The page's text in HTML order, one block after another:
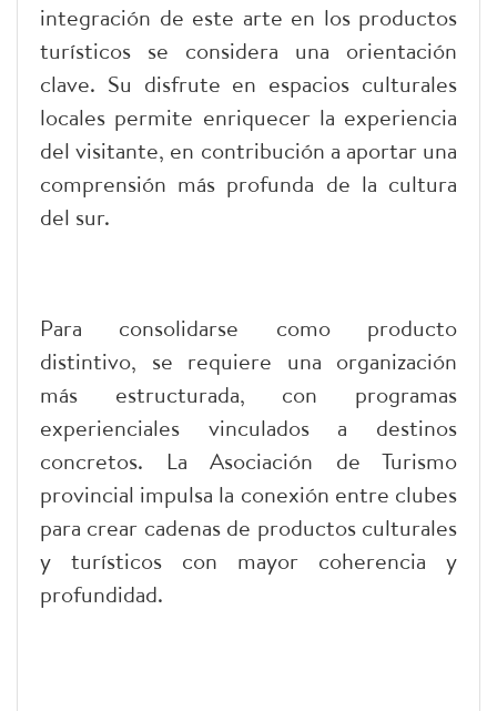
integración de este arte en los productos
turísticos se considera una orientación
clave. Su disfrute en espacios culturales
locales permite enriquecer la experiencia
del visitante, en contribución a aportar una
comprensión más profunda de la cultura
del sur.
Para consolidarse como producto
distintivo, se requiere una organización
más estructurada, con programas
experienciales vinculados a destinos
concretos. La Asociación de Turismo
provincial impulsa la conexión entre clubes
para crear cadenas de productos culturales
y turísticos con mayor coherencia y
profundidad.